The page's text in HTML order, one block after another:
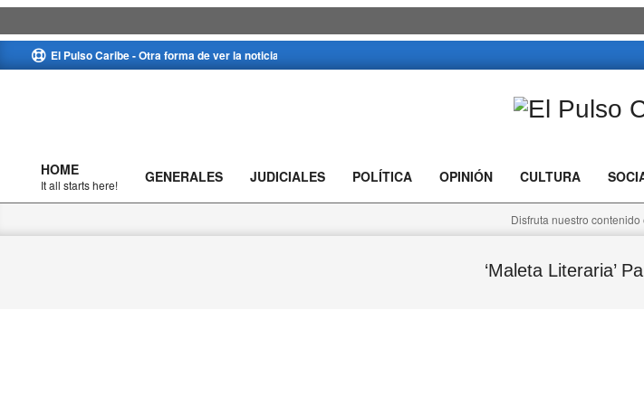
to
El Pulso Caribe - Otra forma de ver la noticia
Caribe
Primary
Navigation
HOME
It all starts here! GENERALES JUDICIALES POLÍTICA OPINIÓN CULTURA
Disfruta nuestro contenido
‘Maleta Literaria’